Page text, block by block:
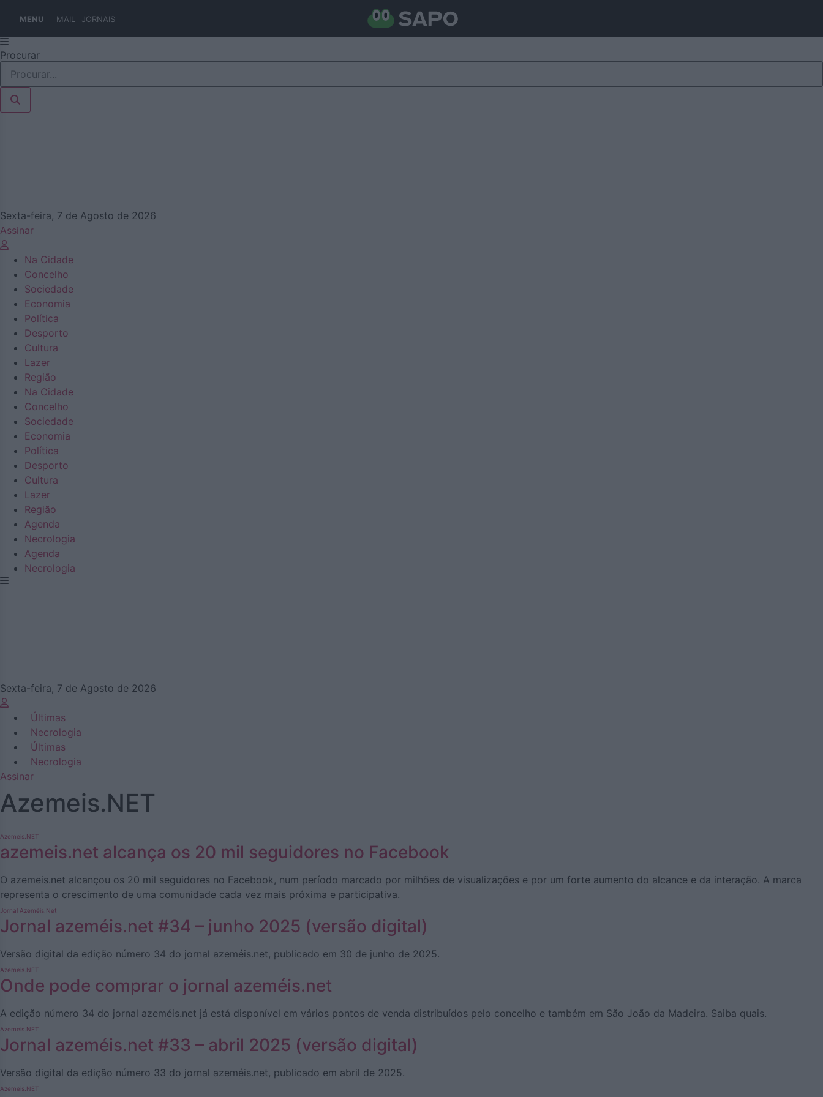
MENU MAIL JORNAIS
Pular
para
conteúdo
Procurar
Sexta-feira, 7 de Agosto de 2026
Assinar
Na Cidade
Concelho
Sociedade
Economia
Política
Desporto
Cultura
Lazer
Região
Na Cidade
Concelho
Sociedade
Economia
Política
Desporto
Cultura
Lazer
Região
Agenda
Necrologia
Agenda
Necrologia
Sexta-feira, 7 de Agosto de 2026
Últimas
Necrologia
Últimas
Necrologia
Assinar
Azemeis.NET
Azemeis.NET
azemeis.net alcança os 20 mil seguidores no Facebook
O azemeis.net alcançou os 20 mil seguidores no Facebook, num período marcado por milhões de visualizações e por um forte aumento do alcance e da interação. A marca
representa o crescimento de uma comunidade cada vez mais próxima e participativa.
Jornal Azeméis.Net
Jornal azeméis.net #34 – junho 2025 (versão digital)
Versão digital da edição número 34 do jornal azeméis.net, publicado em 30 de junho de 2025.
Azemeis.NET
Onde pode comprar o jornal azeméis.net
A edição número 34 do jornal azeméis.net já está disponível em vários pontos de venda distribuídos pelo concelho e também em São João da Madeira. Saiba quais.
Azemeis.NET
Jornal azeméis.net #33 – abril 2025 (versão digital)
Versão digital da edição número 33 do jornal azeméis.net, publicado em abril de 2025.
Azemeis.NET